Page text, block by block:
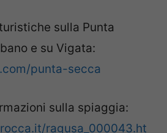
sulla Punta
e su Vigata:
punta-secca
sulla spiaggia:
ragusa_000043.ht